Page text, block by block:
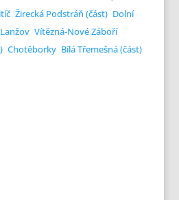
Žirecká Podstráň (část) Dolní
Lanžov Vítězná-Nové Záboří
Chotěborky Bílá Třemešná (část)